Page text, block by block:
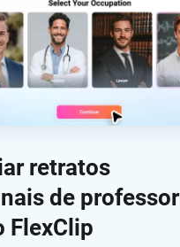
retratos
de professor
FlexClip